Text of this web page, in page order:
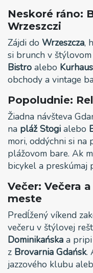
Neskoré ráno:
Wrzeszczi
Zájdi do Wrzeszcza,
si brunch v
Bistro alebo
obchody a vintage
Popoludnie:
Žiadna návšteva
na pláž Stogi alebo
mori, oddýchni si na
plážovom bare. Ak
bicykel a preskúmaj
Večer: Večera
meste
Predĺžený víkend
večeru v štýlovej
Dominikańska a
z Brovarnia Gdańsk.
jazzového klubu